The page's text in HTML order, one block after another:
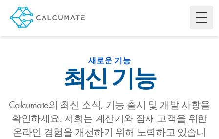
새로운 기능
최신 기능
Calcumate의 최신 소식, 기능 출시 및 개발 사항을
확인하세요. 저희는 계산기와 잠재 고객을 위한
온라인 경험을 개선하기 위해 노력하고 있습니